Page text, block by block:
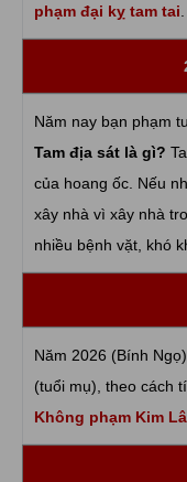
phạm đại kỵ tam tai
Năm nay bạn phạm
Tam địa sát là gì?
của hoang ốc. Nếu
xây nhà vì xây nhà
nhiều bệnh vặt, khó
Năm 2026 (Bính
(tuổi mụ), theo cách
Không phạm Kim